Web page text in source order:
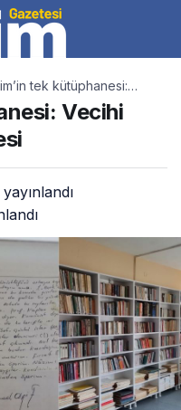
tek kütüphanesi:
Timuroğlu Kütüphanesi
Vecihi